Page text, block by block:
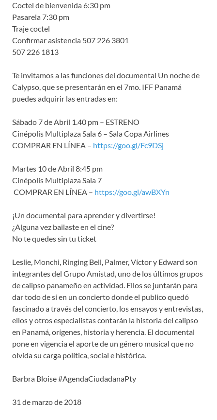
Coctel de bienvenida 6:30 pm
Pasarela 7:30 pm
Traje coctel
Confirmar asistencia 507 226 3801
507 226 1813
Te invitamos a las funciones del documental Un noche de
Calypso, que se presentarán en el 7mo. IFF Panamá
puedes adquirir las entradas en:
‪Sábado 7 de Abril 1.40 pm – ESTRENO‬
‪Cinépolis Multiplaza Sala 6 – Sala Copa Airlines‬
‪COMPRAR EN LÍNEA – https://goo.gl/Fc9DSj
‪Martes 10 de Abril 8:45 pm‬
‪Cinépolis Multiplaza Sala 7‬
‪ COMPRAR EN LÍNEA – https://goo.gl/awBXYn‬
¡Un documental para aprender y divertirse!
¿Alguna vez bailaste en el cine?
No te quedes sin tu ticket
Leslie, Monchi, Ringing Bell, Palmer, Víctor y Edward son
integrantes del Grupo Amistad, uno de los últimos grupos
de calipso panameño en actividad. Ellos se juntarán para
dar todo de sí en un concierto donde el publico quedó
fascinado a través del concierto, los ensayos y entrevistas,
ellos y otros especialistas contarán la historia del calipso
en Panamá, orígenes, historia y herencia. El documental
pone en vigencia el aporte de un género musical que no
olvida su carga política, social e histórica.
Barbra Bloise #AgendaCiudadanaPty
31 de marzo de 2018